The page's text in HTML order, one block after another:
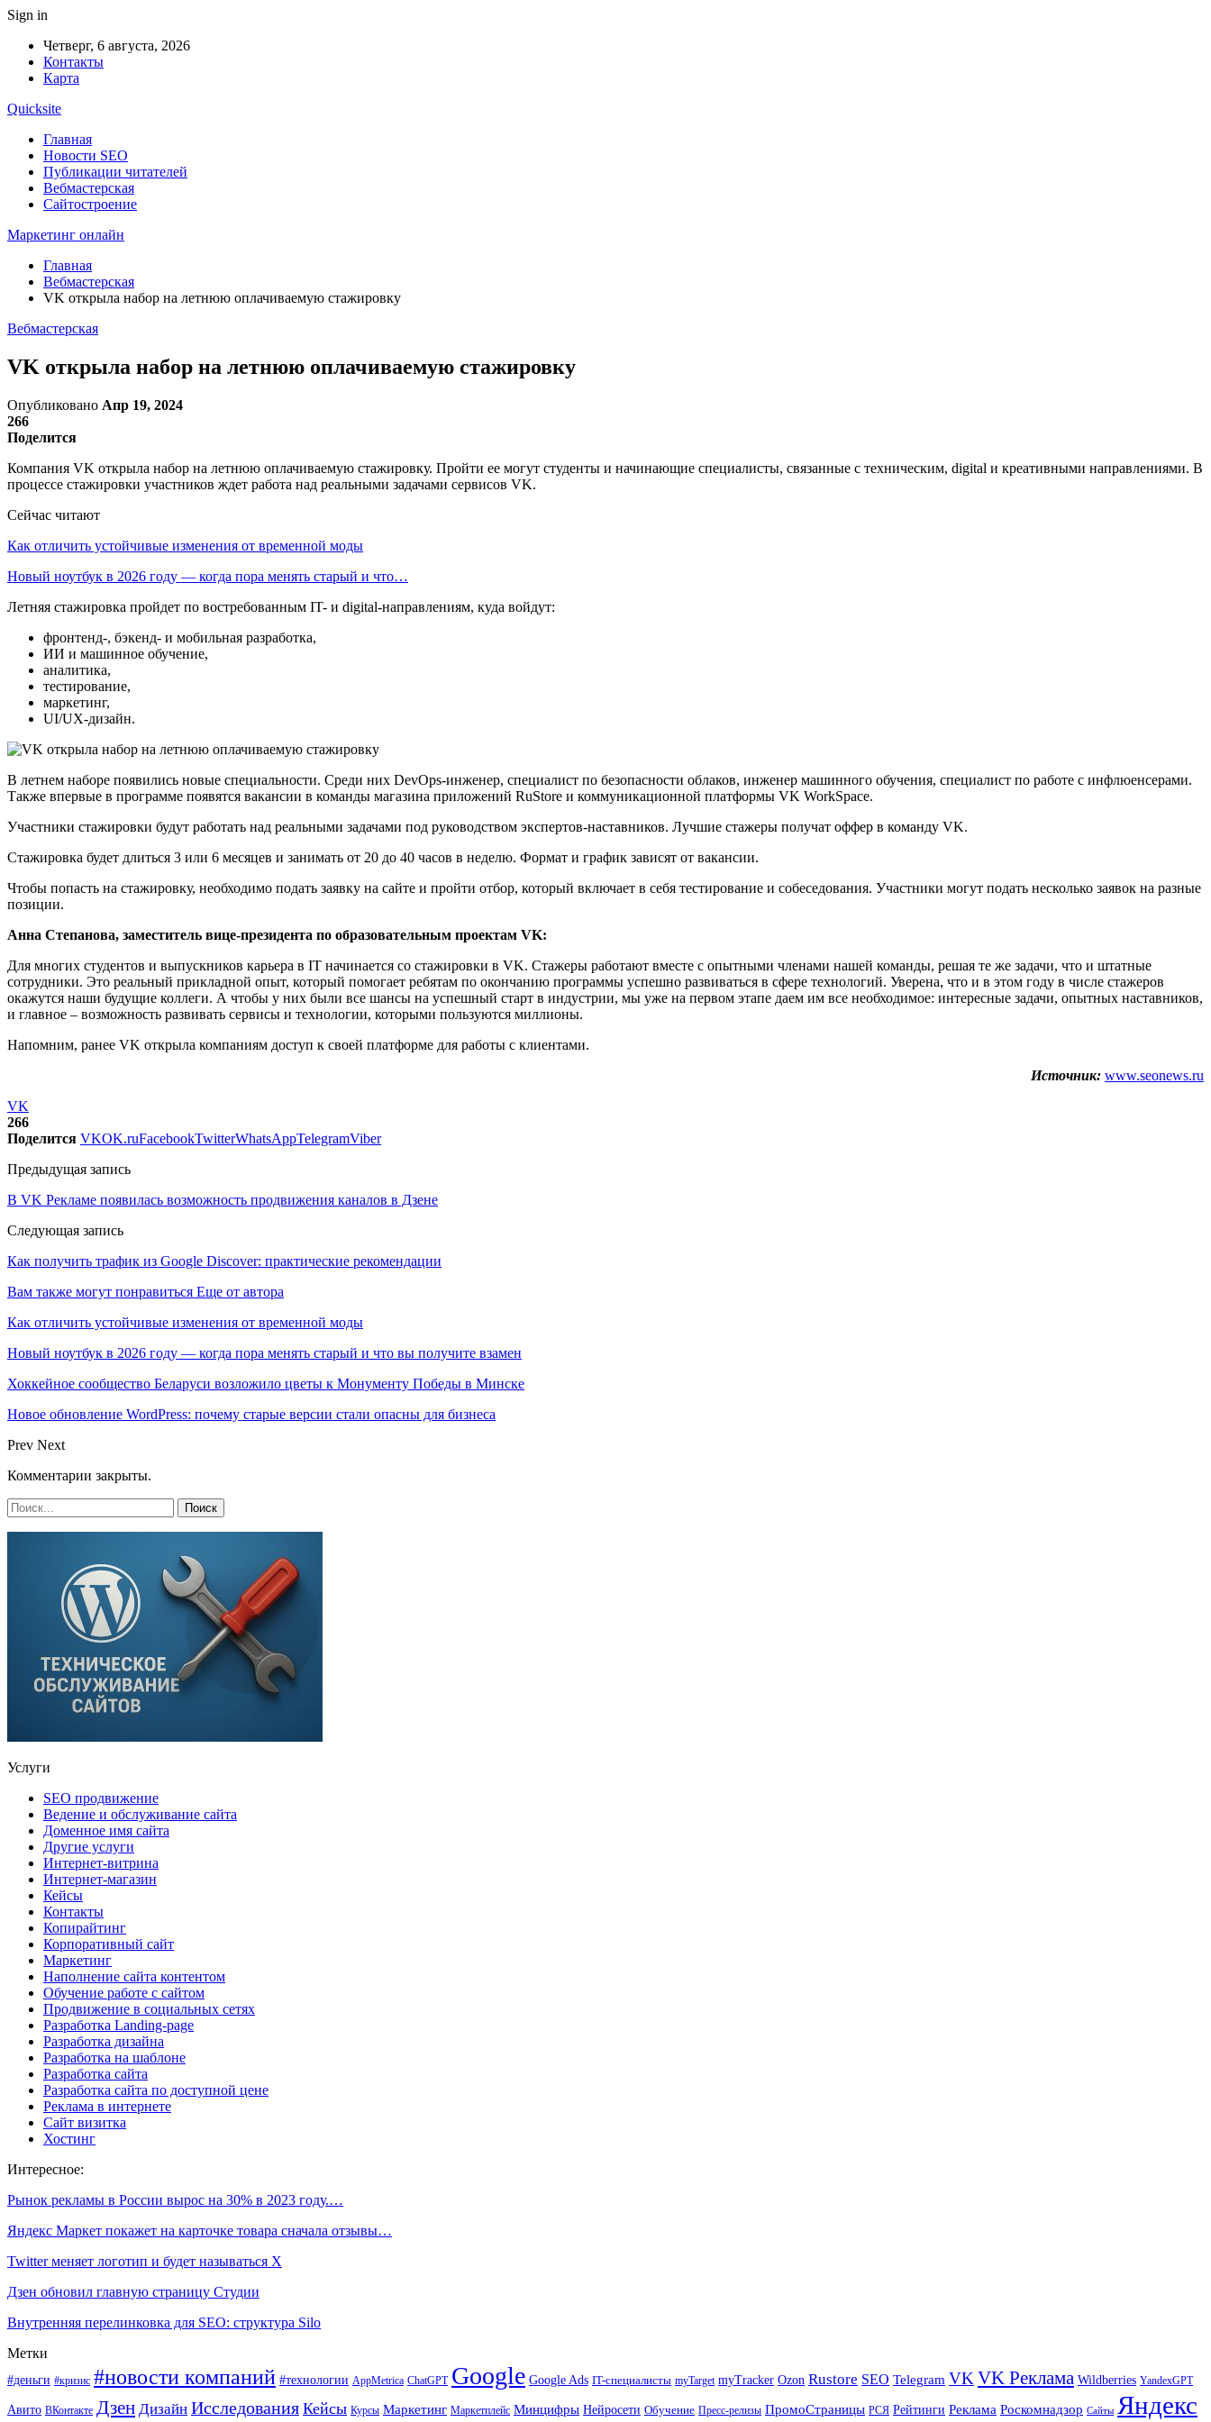
Sign in
Четверг, 6 августа, 2026
Контакты
Карта
Quicksite
Главная
Новости SEO
Публикации читателей
Вебмастерская
Сайтостроение
Маркетинг онлайн
Главная
Вебмастерская
VK открыла набор на летнюю оплачиваемую стажировку
Вебмастерская
VK открыла набор на летнюю оплачиваемую стажировку
Опубликовано Апр 19, 2024
266
Поделится
Компания VK открыла набор на летнюю оплачиваемую стажировку. Пройти ее могут студенты и начинающие специалисты, связанные с техническим, digital и креативными направлениями. В
процессе стажировки участников ждет работа над реальными задачами сервисов VK.
Сейчас читают
Как отличить устойчивые изменения от временной моды
Новый ноутбук в 2026 году — когда пора менять старый и что…
Летняя стажировка пройдет по востребованным IT- и digital-направлениям, куда войдут:
фронтенд-, бэкенд- и мобильная разработка,
ИИ и машинное обучение,
аналитика,
тестирование,
маркетинг,
UI/UX-дизайн.
В летнем наборе появились новые специальности. Среди них DevOps-инженер, специалист по безопасности облаков, инженер машинного обучения, специалист по работе с инфлюенсерами.
Также впервые в программе появятся вакансии в команды магазина приложений RuStore и коммуникационной платформы VK WorkSpace.
Участники стажировки будут работать над реальными задачами под руководством экспертов-наставников. Лучшие стажеры получат оффер в команду VK.
Стажировка будет длиться 3 или 6 месяцев и занимать от 20 до 40 часов в неделю. Формат и график зависят от вакансии.
Чтобы попасть на стажировку, необходимо подать заявку на сайте и пройти отбор, который включает в себя тестирование и собеседования. Участники могут подать несколько заявок на разные
позиции.
Анна Степанова, заместитель вице-президента по образовательным проектам VK:
Для многих студентов и выпускников карьера в IT начинается со стажировки в VK. Стажеры работают вместе с опытными членами нашей команды, решая те же задачи, что и штатные
сотрудники. Это реальный прикладной опыт, который помогает ребятам по окончанию программы успешно развиваться в сфере технологий. Уверена, что и в этом году в числе стажеров
окажутся наши будущие коллеги. А чтобы у них были все шансы на успешный старт в индустрии, мы уже на первом этапе даем им все необходимое: интересные задачи, опытных наставников,
и главное – возможность развивать сервисы и технологии, которыми пользуются миллионы.
Напомним, ранее VK открыла компаниям доступ к своей платформе для работы с клиентами.
Источник: www.seonews.ru
VK
266
Поделится VKOK.ruFacebookTwitterWhatsAppTelegramViber
Предыдущая запись
В VK Рекламе появилась возможность продвижения каналов в Дзене
Следующая запись
Как получить трафик из Google Discover: практические рекомендации
Вам также могут понравиться Еще от автора
Как отличить устойчивые изменения от временной моды
Новый ноутбук в 2026 году — когда пора менять старый и что вы получите взамен
Хоккейное сообщество Беларуси возложило цветы к Монументу Победы в Минске
Новое обновление WordPress: почему старые версии стали опасны для бизнеса
Prev Next
Комментарии закрыты.
Услуги
SEO продвижение
Ведение и обслуживание сайта
Доменное имя сайта
Другие услуги
Интернет-витрина
Интернет-магазин
Кейсы
Контакты
Копирайтинг
Корпоративный сайт
Маркетинг
Наполнение сайта контентом
Обучение работе с сайтом
Продвижение в социальных сетях
Разработка Landing-page
Разработка дизайна
Разработка на шаблоне
Разработка сайта
Разработка сайта по доступной цене
Реклама в интернете
Сайт визитка
Хостинг
Интересное:
Рынок рекламы в России вырос на 30% в 2023 году.…
Яндекс Маркет покажет на карточке товара сначала отзывы…
Twitter меняет логотип и будет называться X
Дзен обновил главную страницу Студии
Внутренняя перелинковка для SEO: структура Silo
Метки
#деньги #кризис #новости компаний #технологии AppMetrica ChatGPT Google Google Ads IT-специалисты myTarget myTracker Ozon Rustore SEO Telegram VK VK Реклама Wildberries YandexGPT
Авито ВКонтакте Дзен Дизайн Исследования Кейсы Курсы Маркетинг Маркетплейс Минцифры Нейросети Обучение Пресс-релизы ПромоСтраницы РСЯ Рейтинги Реклама Роскомнадзор Сайты Яндекс